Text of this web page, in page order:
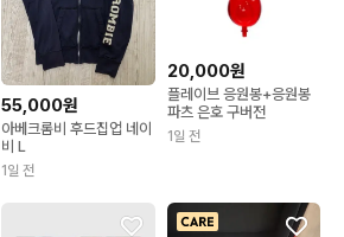
55,000원
아베크롬비 후드집업 네이
비 L
1일 전
20,000원
플레이브 응원봉+응원봉
파츠 은호 구버전
1일 전